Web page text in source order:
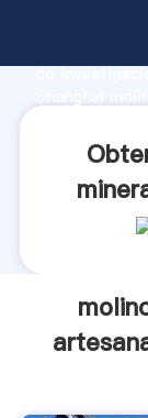
de
clientes.